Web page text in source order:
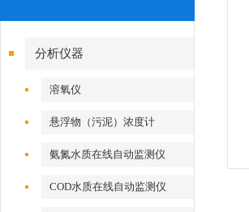
分析仪器
溶氧仪
悬浮物（污泥）浓度计
氨氮水质在线自动监测仪
COD水质在线自动监测仪